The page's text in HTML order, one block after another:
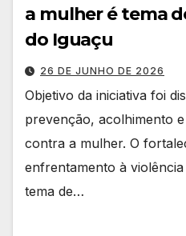
a mulher é tema
do Iguaçu
26 DE JUNHO DE 2026
Objetivo da iniciativa foi
prevenção, acolhimento
contra a mulher. O
enfrentamento à
tema de…